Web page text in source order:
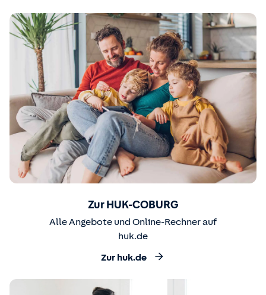
Zur HUK-COBURG
Alle Angebote und Online-Rechner auf
huk.de
Zur huk.de